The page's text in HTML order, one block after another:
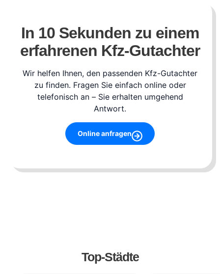
In 10 Sekunden zu einem
erfahrenen Kfz-Gutachter
Wir helfen Ihnen, den passenden Kfz-Gutachter
zu finden. Fragen Sie einfach online oder
telefonisch an – Sie erhalten umgehend
Antwort.
Online anfragen
Top-Städte